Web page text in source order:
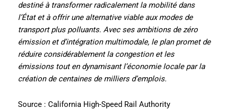
destiné à transformer radicalement la mobilité dans
l’État et à offrir une alternative viable aux modes de
transport plus polluants. Avec ses ambitions de zéro
émission et d’intégration multimodale, le plan promet de
réduire considérablement la congestion et les
émissions tout en dynamisant l’économie locale par la
création de centaines de milliers d’emplois.
Source : California High-Speed Rail Authority